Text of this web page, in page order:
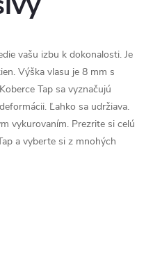
vašu izbu k dokonalosti. Je
Výška vlasu je 8 mm s
Tap sa vyznačujú
Ľahko sa udržiava.
vykurovaním. Prezrite si celú
a vyberte si z mnohých